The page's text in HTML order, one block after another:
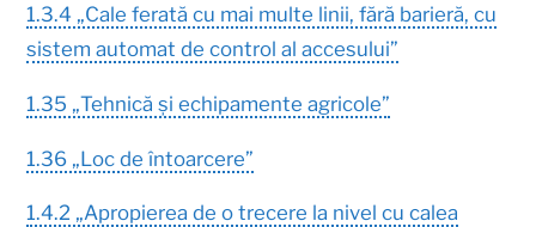
1.3.4 „Cale ferată cu mai multe linii, fără barieră, cu
sistem automat de control al accesului”
1.35 „Tehnică și echipamente agricole”
1.36 „Loc de întoarcere”
1.4.2 „Apropierea de o trecere la nivel cu calea